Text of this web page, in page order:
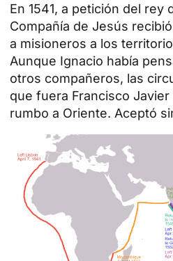
En 1541, a petición del rey
Compañía de Jesús
a misioneros a los
Aunque Ignacio había
otros compañeros, las
que fuera Francisco
rumbo a Oriente. Aceptó